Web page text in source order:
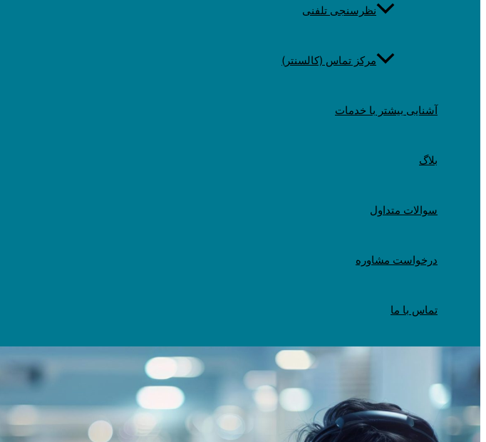
نظرسنجی تلفنی
مرکز تماس (کالسنتر)
آشنایی بیشتر با خدمات
بلاگ
سوالات متداول
درخواست مشاوره
تماس با ما